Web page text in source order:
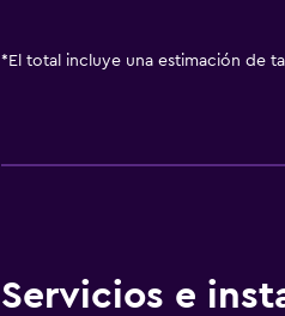
* El total incluye una estimación de
Servicios e